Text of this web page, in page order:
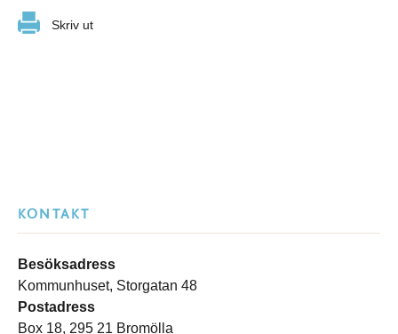
Skriv ut
KONTAKT
Besöksadress
Kommunhuset, Storgatan 48
Postadress
Box 18, 295 21 Bromölla